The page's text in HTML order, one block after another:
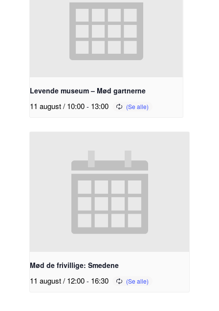
Levende museum – Mød gartnerne
11 august / 10:00- 13:00
Mød de frivillige: Smedene
11 august / 12:00- 16:30